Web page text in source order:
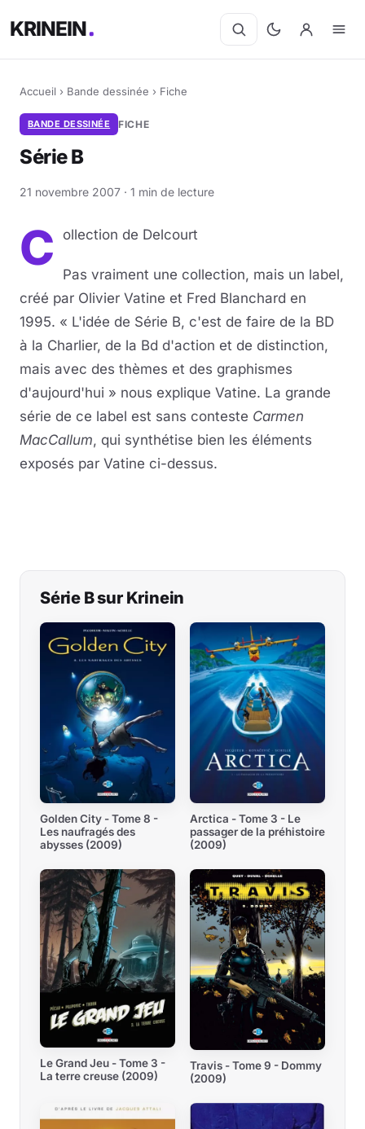
KRINEIN
Accueil › Bande dessinée › Fiche
BANDE DESSINÉE FICHE
Série B
21 novembre 2007 · 1 min de lecture
C ollection de Delcourt
Pas vraiment une collection, mais un label,
créé par Olivier Vatine et Fred Blanchard en
1995. « L'idée de Série B, c'est de faire de la BD
à la Charlier, de la Bd d'action et de distinction,
mais avec des thèmes et des graphismes
d'aujourd'hui » nous explique Vatine. La grande
série de ce label est sans conteste Carmen
MacCallum, qui synthétise bien les éléments
exposés par Vatine ci-dessus.
Série B sur Krinein
Golden City - Tome 8 -
Les naufragés des
abysses (2009)
Arctica - Tome 3 - Le
passager de la préhistoire
(2009)
Le Grand Jeu - Tome 3 -
La terre creuse (2009)
Travis - Tome 9 - Dommy
(2009)